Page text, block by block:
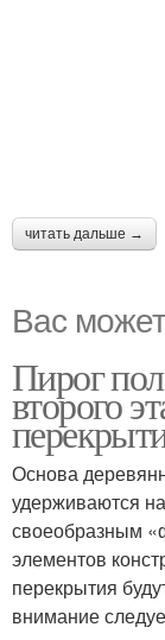
читать дальше →
Вас
Пирог
второго
Основа
удерживаются
своеобразным
элементов
перекрытия
внимание